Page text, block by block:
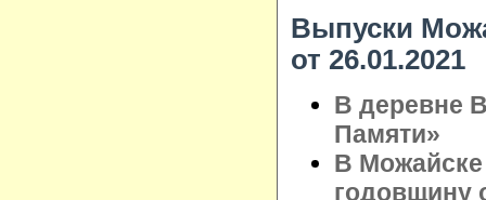
Выпуски
от 26.01.2021
В деревне
Памяти»
В
годовщину